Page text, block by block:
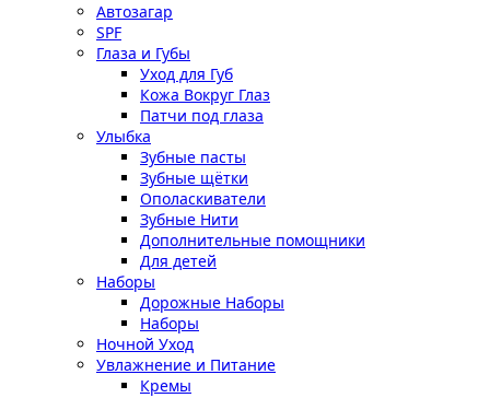
Автозагар
SPF
Глаза и Губы
Уход для Губ
Кожа Вокруг Глаз
Патчи под глаза
Улыбка
Зубные пасты
Зубные щётки
Ополаскиватели
Зубные Нити
Дополнительные помощники
Для детей
Наборы
Дорожные Наборы
Наборы
Ночной Уход
Увлажнение и Питание
Кремы